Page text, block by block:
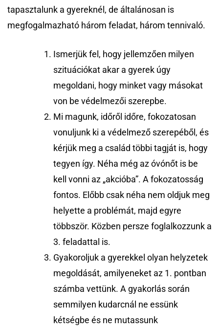
tapasztalunk a gyereknél, de általánosan is
megfogalmazható három feladat, három tennivaló.
Ismerjük fel, hogy jellemzően milyen
szituációkat akar a gyerek úgy
megoldani, hogy minket vagy másokat
von be védelmezői szerepbe.
Mi magunk, időről időre, fokozatosan
vonuljunk ki a védelmező szerepéből, és
kérjük meg a család többi tagját is, hogy
tegyen így. Néha még az óvónőt is be
kell vonni az „akcióba”. A fokozatosság
fontos. Előbb csak néha nem oldjuk meg
helyette a problémát, majd egyre
többször. Közben persze foglalkozzunk a
3. feladattal is.
Gyakoroljuk a gyerekkel olyan helyzetek
megoldását, amilyeneket az 1. pontban
számba vettünk. A gyakorlás során
semmilyen kudarcnál ne essünk
kétségbe és ne mutassunk